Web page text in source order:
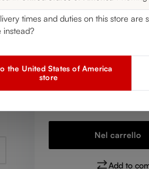
-
CONFEZIONE
Prezzo normale:
CHF 27.90
IVA inclusa
Nel carrello
Add to
times and duties on this store are
instead?
the United States of America
store